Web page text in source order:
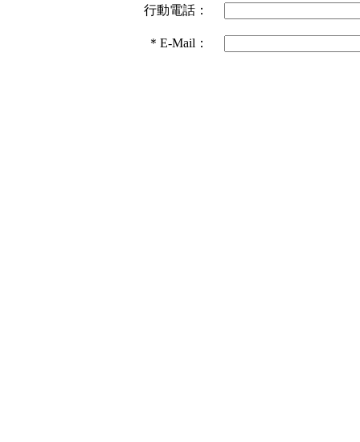
行動電話：
＊ E-Mail：